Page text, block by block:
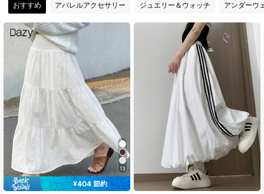
4.10
11 フォロワー
4.10 11 フォロワー
4.10 11 フォロワー
おすすめ アパレルアクセサリー ジュエリー＆ウォッチ アンダーウ
13
¥404 節約